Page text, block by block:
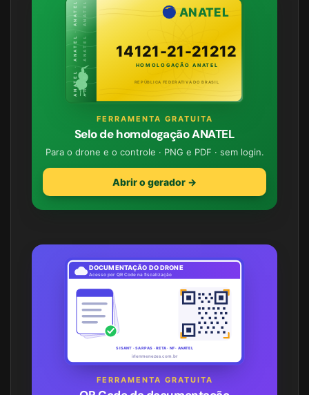
ANATEL · ANATEL · ANATELANATEL · ANATEL · ANATEL ANATEL
14121-21-21212
HOMOLOGAÇÃO ANATEL
REPÚBLICA FEDERATIVA DO BRASIL
FERRAMENTA GRATUITA
Selo de homologação ANATEL
Para o drone e o controle · PNG e PDF · sem login.
Abrir o gerador →
DOCUMENTAÇÃO DO DRONE
Acesso por QR Code na fiscalização
SISANT · SARPAS · RETA · NF · ANATEL
irlenmenezes.com.br
FERRAMENTA GRATUITA